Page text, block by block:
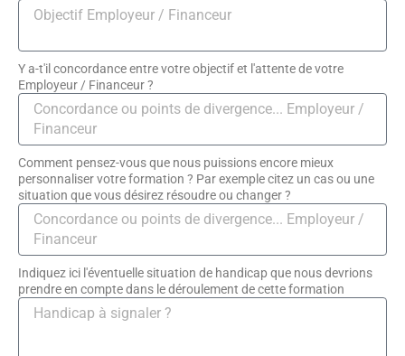
Y a-t'il concordance entre votre objectif et l'attente de votre
Employeur / Financeur ?
Comment pensez-vous que nous puissions encore mieux
personnaliser votre formation ? Par exemple citez un cas ou une
situation que vous désirez résoudre ou changer ?
Indiquez ici l'éventuelle situation de handicap que nous devrions
prendre en compte dans le déroulement de cette formation